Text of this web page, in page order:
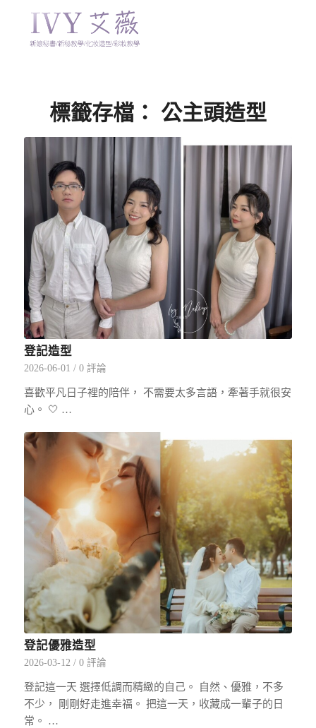
標籤存檔： 公主頭造型
登記造型
2026-06-01 / 0 評論
喜歡平凡日子裡的陪伴， 不需要太多言語，牽著手就很安
心。 🤍 …
登記優雅造型
2026-03-12 / 0 評論
登記這一天 選擇低調而精緻的自己。 自然、優雅，不多
不少， 剛剛好走進幸福。 把這一天，收藏成一輩子的日
常。 …